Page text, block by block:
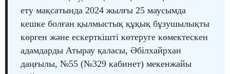
ету мақсатында 2024 жылғы 25 маусымда
кешке болған қылмыстық құқық бұзушылықты
көрген және ескерткішті көтеруге көмектескен
адамдарды Атырау қаласы, Әбілхайрхан
даңғылы, №55 (№329 кабинет) мекенжайы